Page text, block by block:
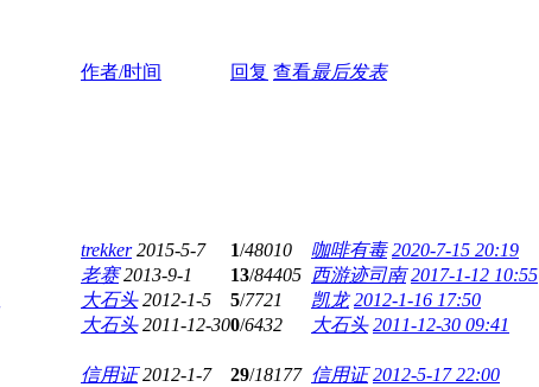
作者/时间 回复 查看最后发表
trekker 2015-5-7 1/48010 咖啡有毒 2020-7-15 20:19
老赛 2013-9-1 13/84405 西游迹司南 2017-1-12 10:55
大石头 2012-1-5 5/7721 凯龙 2012-1-16 17:50
大石头 2011-12-300/6432 大石头 2011-12-30 09:41
信用证 2012-1-7 29/18177 信用证 2012-5-17 22:00